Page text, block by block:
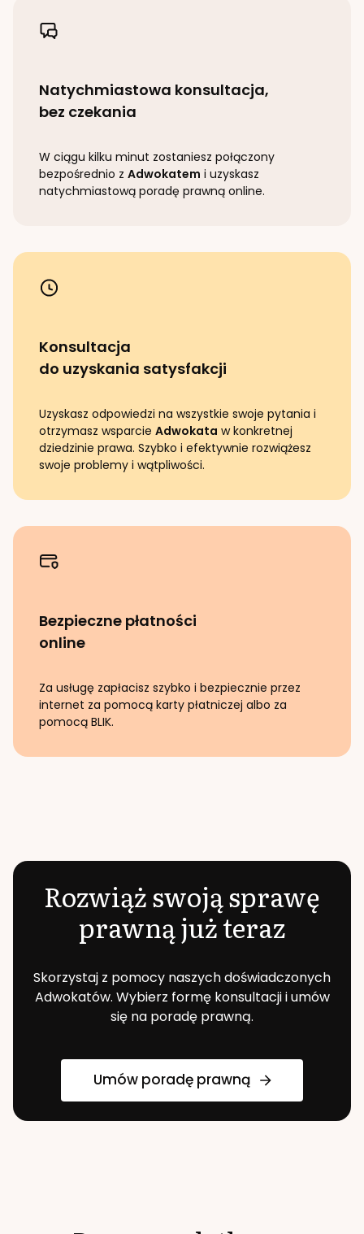
Natychmiastowa konsultacja,
bez czekania
W ciągu kilku minut zostaniesz połączony
bezpośrednio z Adwokatem i uzyskasz
natychmiastową poradę prawną online.
Konsultacja
do uzyskania satysfakcji
Uzyskasz odpowiedzi na wszystkie swoje pytania i
otrzymasz wsparcie Adwokata w konkretnej
dziedzinie prawa. Szybko i efektywnie rozwiążesz
swoje problemy i wątpliwości.
Bezpieczne płatności
online
Za usługę zapłacisz szybko i bezpiecznie przez
internet za pomocą karty płatniczej albo za
pomocą BLIK.
Rozwiąż swoją sprawę
prawną już teraz
Skorzystaj z pomocy naszych doświadczonych
Adwokatów. Wybierz formę konsultacji i umów
się na poradę prawną.
Umów poradę prawną